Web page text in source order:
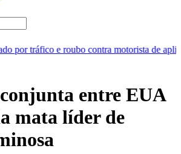
motorista de aplicativo é apreendido no
entre EUA
mata líder de